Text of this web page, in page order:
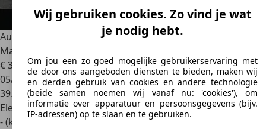
Audi Q4 e-tron
40 Advanced edition 77 kWh SOH 96,1 |
Matrix Led |
€ 34.9501
05/2023
39.335 km
Elektrisch
- (kWh/100 km)
Wij gebruiken cookies. Zo vind je wat
je nodig hebt.
Om jou een zo goed mogelijke gebruikerservaring met
de door ons aangeboden diensten te bieden, maken wij
en derden gebruik van cookies en andere technologie
(beide samen noemen wij vanaf nu: 'cookies'), om
informatie over apparatuur en persoonsgegevens (bijv.
IP-adressen) op te slaan en te gebruiken.